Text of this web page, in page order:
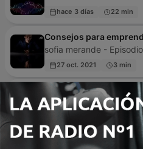
hace 3 días 22 min
Consejos para
sofia merande - Episodio
27 oct. 2021 3 min
The Profitable Broker
Wayne Einhorn -
IMPORTACION Y